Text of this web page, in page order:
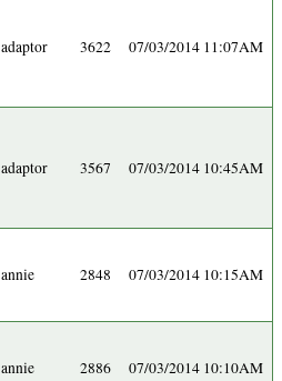
adaptor 3622 07/03/2014 11:07AM
adaptor 3567 07/03/2014 10:45AM
annie 2848 07/03/2014 10:15AM
annie 2886 07/03/2014 10:10AM